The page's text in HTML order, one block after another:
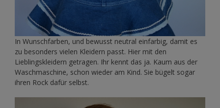
In Wunschfarben, und bewusst neutral einfarbig, damit es
zu besonders vielen Kleidern passt. Hier mit den
Lieblingskleidern getragen. Ihr kennt das ja. Kaum aus der
Waschmaschine, schon wieder am Kind. Sie bügelt sogar
ihren Rock dafür selbst.